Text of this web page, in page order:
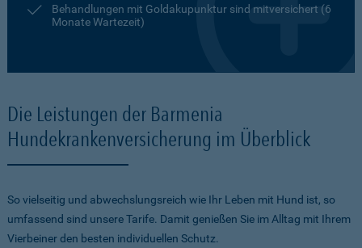
Behandlungen mit Goldakupunktur sind mitversichert (6
Monate Wartezeit)
Die Leistungen der Barmenia
Hundekrankenversicherung im Überblick
So vielseitig und abwechslungsreich wie Ihr Leben mit Hund ist, so
umfassend sind unsere Tarife. Damit genießen Sie im Alltag mit Ihrem
Vierbeiner den besten individuellen Schutz.